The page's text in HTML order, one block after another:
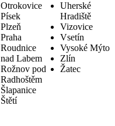
Otrokovice
Písek
Plzeň
Praha
Roudnice
nad Labem
Rožnov pod
Radhoštěm
Šlapanice
Štětí
Uherské
Hradiště
Vizovice
Vsetín
Vysoké Mýto
Zlín
Žatec